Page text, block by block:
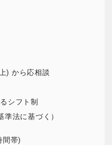
) から応相談
シフト制
法に基づく）
間帯)